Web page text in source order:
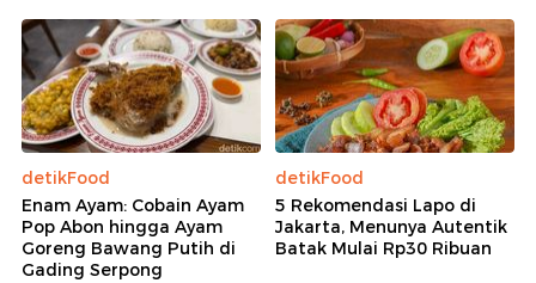
detikFood
Enam Ayam: Cobain Ayam
Pop Abon hingga Ayam
Goreng Bawang Putih di
Gading Serpong
detikFood
5 Rekomendasi Lapo di
Jakarta, Menunya Autentik
Batak Mulai Rp30 Ribuan